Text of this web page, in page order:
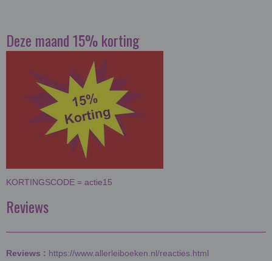
Deze maand 15% korting
KORTINGSCODE = actie15
Reviews
Reviews : https://www.allerleiboeken.nl/reacties.html